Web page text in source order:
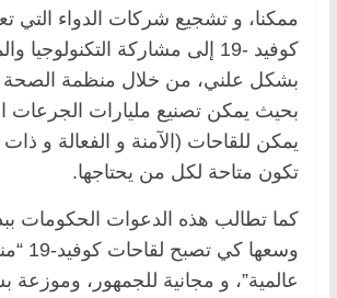
ممكنا، و تشجيع شركات الدواء التي
كوفيد -19 إلى مشاركة التكنولوجيا
بشكل علني، من خلال منظمة الصحة
بحيث يمكن تصنيع مليارات الجرعات
يمكن للقاحات (الآمنة و الفعالة و
تكون متاحة لكل من يحتاجها.
كما تطالب هذه الدعوات الحكومات
وسعها
عالمية”، و مجانية للجمهور،